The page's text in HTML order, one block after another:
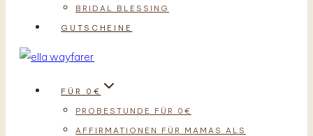
BRIDAL BLESSING
GUTSCHEINE
FÜR 0€
PROBESTUNDE FÜR 0€
AFFIRMATIONEN FÜR MAMAS ALS